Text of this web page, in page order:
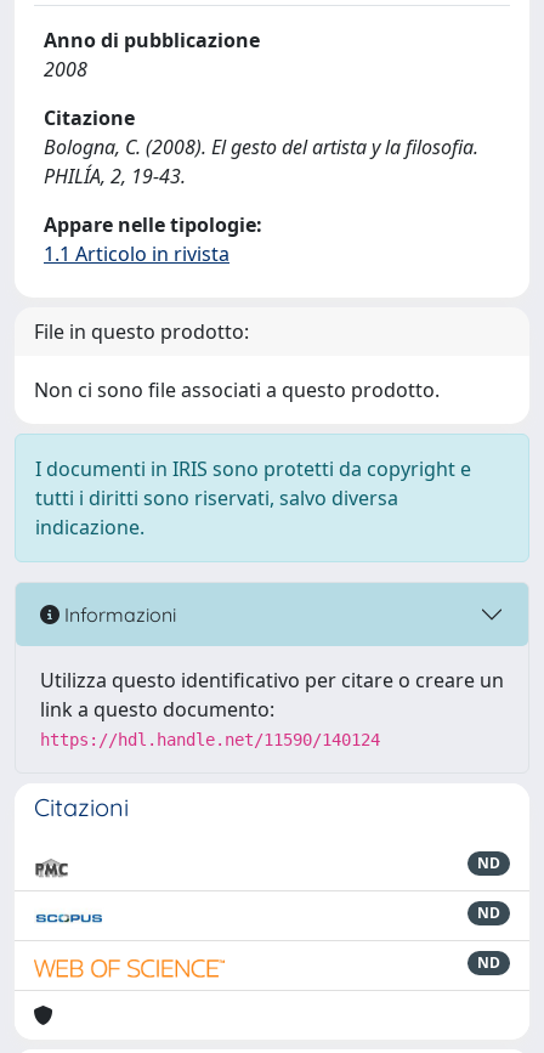
Anno di pubblicazione
2008
Citazione
Bologna, C. (2008). El gesto del artista y la filosofia.
PHILÍA, 2, 19-43.
Appare nelle tipologie:
1.1 Articolo in rivista
File in questo prodotto:
Non ci sono file associati a questo prodotto.
I documenti in IRIS sono protetti da copyright e
tutti i diritti sono riservati, salvo diversa
indicazione.
Informazioni
Utilizza questo identificativo per citare o creare un
link a questo documento:
https://hdl.handle.net/11590/140124
Citazioni
ND
ND
ND